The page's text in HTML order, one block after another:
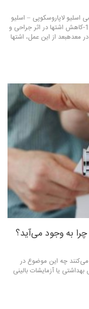
لاپاروسکوپی – اسلیو
معده )در اسلیو معده این نتایج را خواهیم داشت:1-کاهش اشتها در اثر جراحی و
غذا در معدهبعد از این عمل، اشتها
به وجود می‌آید؟
چه این موضوع در
یا آزمایشات بالینی